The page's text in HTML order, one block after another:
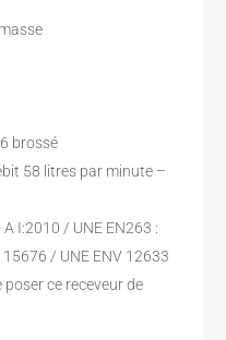
brossé
58 litres par minute –
I:2010 / UNE EN263 :
/ UNE ENV 12633
ce receveur de